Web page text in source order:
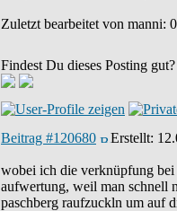
Zuletzt bearbeitet von manni:
Findest Du dieses Posting gut?
Beitrag #120680 Erstellt:
wobei ich die verknüpfung bei
aufwertung, weil man schnell
paschberg raufzuckln um auf